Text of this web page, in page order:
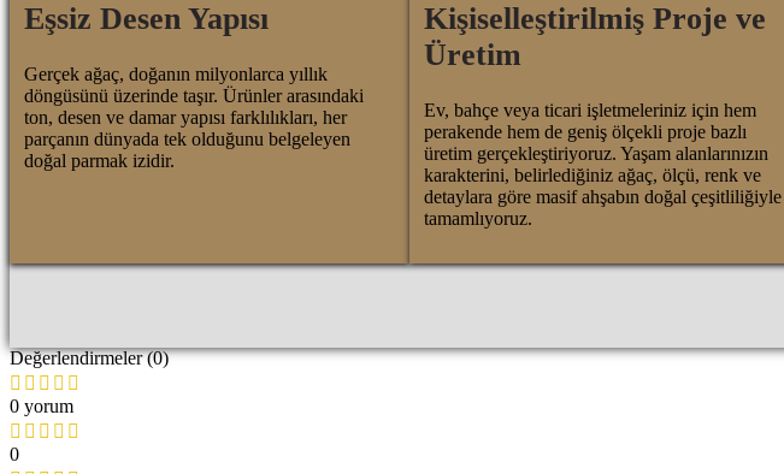
Eşsiz Desen Yapısı
Gerçek ağaç, doğanın milyonlarca yıllık
döngüsünü üzerinde taşır. Ürünler arasındaki
ton, desen ve damar yapısı farklılıkları, her
parçanın dünyada tek olduğunu belgeleyen
doğal parmak izidir.
Kişiselleştirilmiş Proje ve
Üretim
Ev, bahçe veya ticari işletmeleriniz için hem
perakende hem de geniş ölçekli proje bazlı
üretim gerçekleştiriyoruz. Yaşam alanlarınızın
karakterini, belirlediğiniz ağaç, ölçü, renk ve
detaylara göre masif ahşabın doğal çeşitliliğiyle
tamamlıyoruz.
Değerlendirmeler (0)
0 yorum
0